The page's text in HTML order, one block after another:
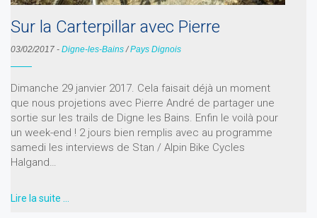
Sur la Carterpillar avec Pierre
03/02/2017 - Digne-les-Bains/Pays Dignois
Dimanche 29 janvier 2017. Cela faisait déjà un moment
que nous projetions avec Pierre André de partager une
sortie sur les trails de Digne les Bains. Enfin le voilà pour
un week-end ! 2 jours bien remplis avec au programme
samedi les interviews de Stan / Alpin Bike Cycles
Halgand…
Lire la suite …